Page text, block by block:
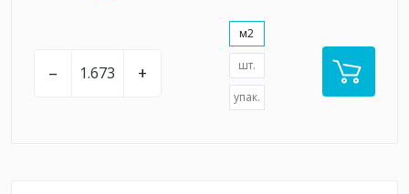
– +
м2
шт.
упак.